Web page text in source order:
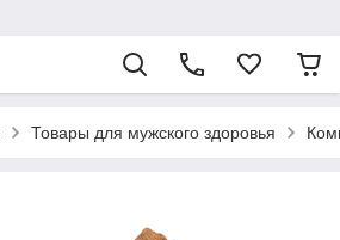
Товары для мужского здоровья